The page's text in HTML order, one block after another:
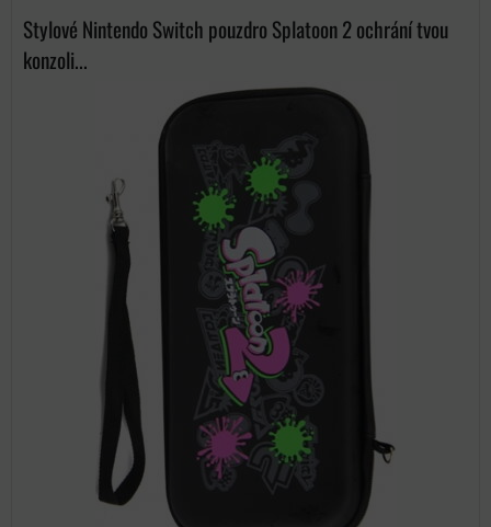
Stylové Nintendo Switch pouzdro Splatoon 2 ochrání tvou
konzoli...